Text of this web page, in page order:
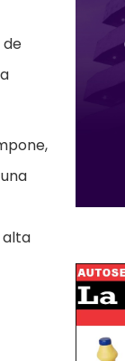
de
alta